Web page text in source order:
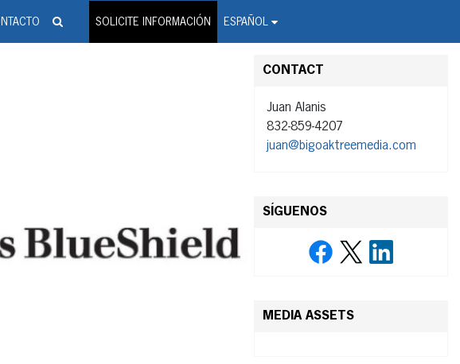
SOLICITE INFORMACIÓN ESPAÑOL
Wire Service
CONTACT
Juan Alanis
832-859-4207
juan@bigoaktreemedia.com
SÍGUENOS
MEDIA ASSETS